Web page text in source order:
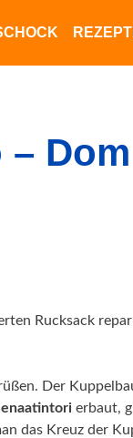
Dom
Rucksack
Der
erbaut,
das Kreuz der